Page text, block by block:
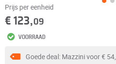
Prijs per eenheid
€ 123,09
VOORRAAD
Goede deal: Mazzini voor€ 54,